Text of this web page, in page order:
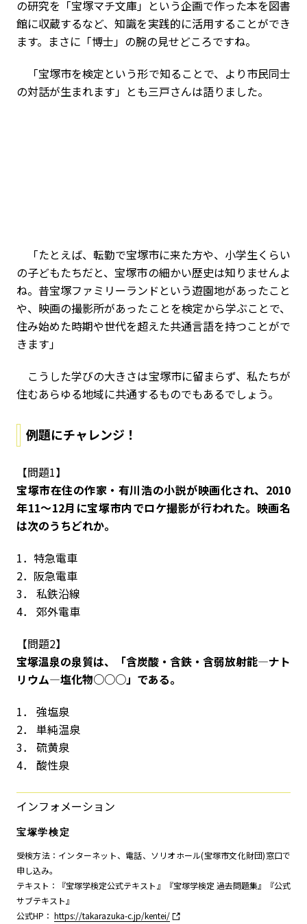
の研究を「宝塚マチ文庫」という企画で作った本を図書
館に収蔵するなど、知識を実践的に活用することができ
ます。まさに「博士」の腕の見せどころですね。
「宝塚市を検定という形で知ることで、より市民同士
の対話が生まれます」とも三戸さんは語りました。
「たとえば、転勤で宝塚市に来た方や、小学生くらい
の子どもたちだと、宝塚市の細かい歴史は知りませんよ
ね。昔宝塚ファミリーランドという遊園地があったこと
や、映画の撮影所があったことを検定から学ぶことで、
住み始めた時期や世代を超えた共通言語を持つことがで
きます」
こうした学びの大きさは宝塚市に留まらず、私たちが
住むあらゆる地域に共通するものでもあるでしょう。
例題にチャレンジ！
【問題1】
宝塚市在住の作家・有川浩の小説が映画化され、2010
年11～12月に宝塚市内でロケ撮影が行われた。映画名
は次のうちどれか。
1．特急電車
2．阪急電車
3． 私鉄沿線
4． 郊外電車
【問題2】
宝塚温泉の泉質は、「含炭酸・含鉄・含弱放射能―ナト
リウム―塩化物○○○」である。
1． 強塩泉
2． 単純温泉
3． 硫黄泉
4． 酸性泉
インフォメーション
宝塚学検定
受検方法：インターネット、電話、ソリオホール(宝塚市文化財団)窓口で
申し込み。
テキスト：『宝塚学検定公式テキスト』『宝塚学検定 過去問題集』『公式
サブテキスト』
公式HP： https://takarazuka-c.jp/kentei/